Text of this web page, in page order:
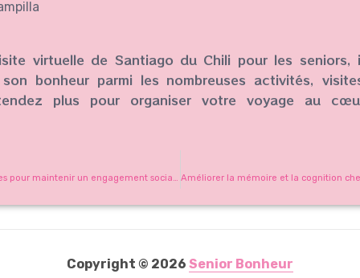
virtuelle de Santiago du Chili pour les
bonheur parmi les nombreuses activités,
plus pour organiser votre voyage au
Les meilleures stratégies pour maintenir un engagement social chez les seniors
Copyright © 2026 Senior Bonheur